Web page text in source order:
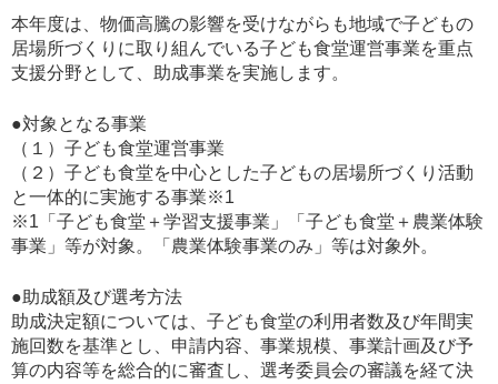
本年度は、物価高騰の影響を受けながらも地域で子どもの
居場所づくりに取り組んでいる子ども食堂運営事業を重点
支援分野として、助成事業を実施します。
●対象となる事業
（１）子ども食堂運営事業
（２）子ども食堂を中心とした子どもの居場所づくり活動
と一体的に実施する事業※1
※1「子ども食堂＋学習支援事業」「子ども食堂＋農業体験
事業」等が対象。「農業体験事業のみ」等は対象外。
●助成額及び選考方法
助成決定額については、子ども食堂の利用者数及び年間実
施回数を基準とし、申請内容、事業規模、事業計画及び予
算の内容等を総合的に審査し、選考委員会の審議を経て決